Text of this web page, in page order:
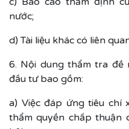
nước;
d) Tài liệu khác có liên
6. Nội dung thẩm tra đề
đầu tư bao gồm:
a) Việc đáp ứng tiêu chí
thẩm quyền chấp thuận